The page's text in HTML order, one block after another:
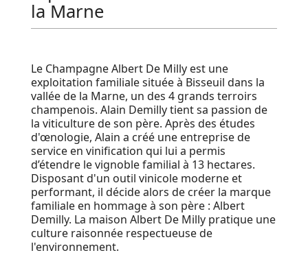
la Marne
Le Champagne Albert De Milly est une
exploitation familiale située à Bisseuil dans la
vallée de la Marne, un des 4 grands terroirs
champenois. Alain Demilly tient sa passion de
la viticulture de son père. Après des études
d'œnologie, Alain a créé une entreprise de
service en vinification qui lui a permis
d’étendre le vignoble familial à 13 hectares.
Disposant d'un outil vinicole moderne et
performant, il décide alors de créer la marque
familiale en hommage à son père : Albert
Demilly. La maison Albert De Milly pratique une
culture raisonnée respectueuse de
l'environnement.